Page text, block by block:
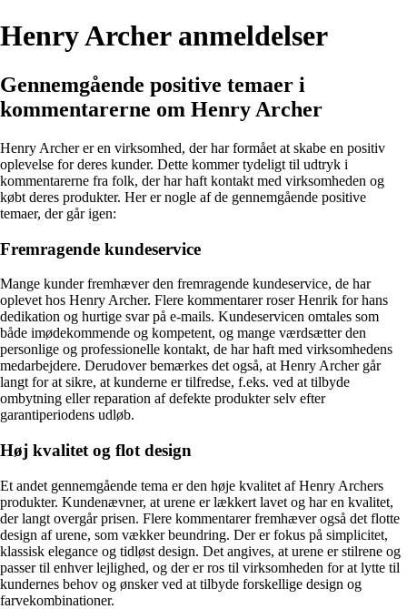
Henry Archer anmeldelser
Gennemgående positive temaer i
kommentarerne om Henry Archer
Henry Archer er en virksomhed, der har formået at skabe en positiv
oplevelse for deres kunder. Dette kommer tydeligt til udtryk i
kommentarerne fra folk, der har haft kontakt med virksomheden og
købt deres produkter. Her er nogle af de gennemgående positive
temaer, der går igen:
Fremragende kundeservice
Mange kunder fremhæver den fremragende kundeservice, de har
oplevet hos Henry Archer. Flere kommentarer roser Henrik for hans
dedikation og hurtige svar på e-mails. Kundeservicen omtales som
både imødekommende og kompetent, og mange værdsætter den
personlige og professionelle kontakt, de har haft med virksomhedens
medarbejdere. Derudover bemærkes det også, at Henry Archer går
langt for at sikre, at kunderne er tilfredse, f.eks. ved at tilbyde
ombytning eller reparation af defekte produkter selv efter
garantiperiodens udløb.
Høj kvalitet og flot design
Et andet gennemgående tema er den høje kvalitet af Henry Archers
produkter. Kundenævner, at urene er lækkert lavet og har en kvalitet,
der langt overgår prisen. Flere kommentarer fremhæver også det flotte
design af urene, som vækker beundring. Der er fokus på simplicitet,
klassisk elegance og tidløst design. Det angives, at urene er stilrene og
passer til enhver lejlighed, og der er ros til virksomheden for at lytte til
kundernes behov og ønsker ved at tilbyde forskellige design og
farvekombinationer.